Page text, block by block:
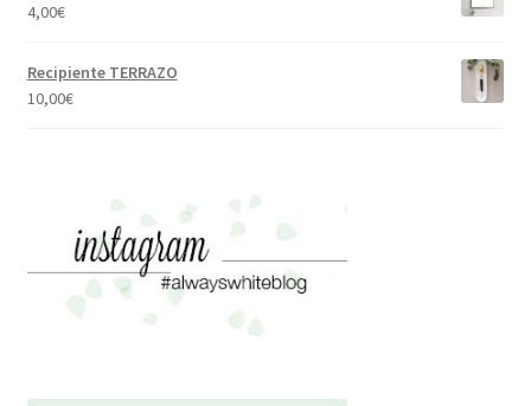
4,00€
Recipiente TERRAZO
10,00€